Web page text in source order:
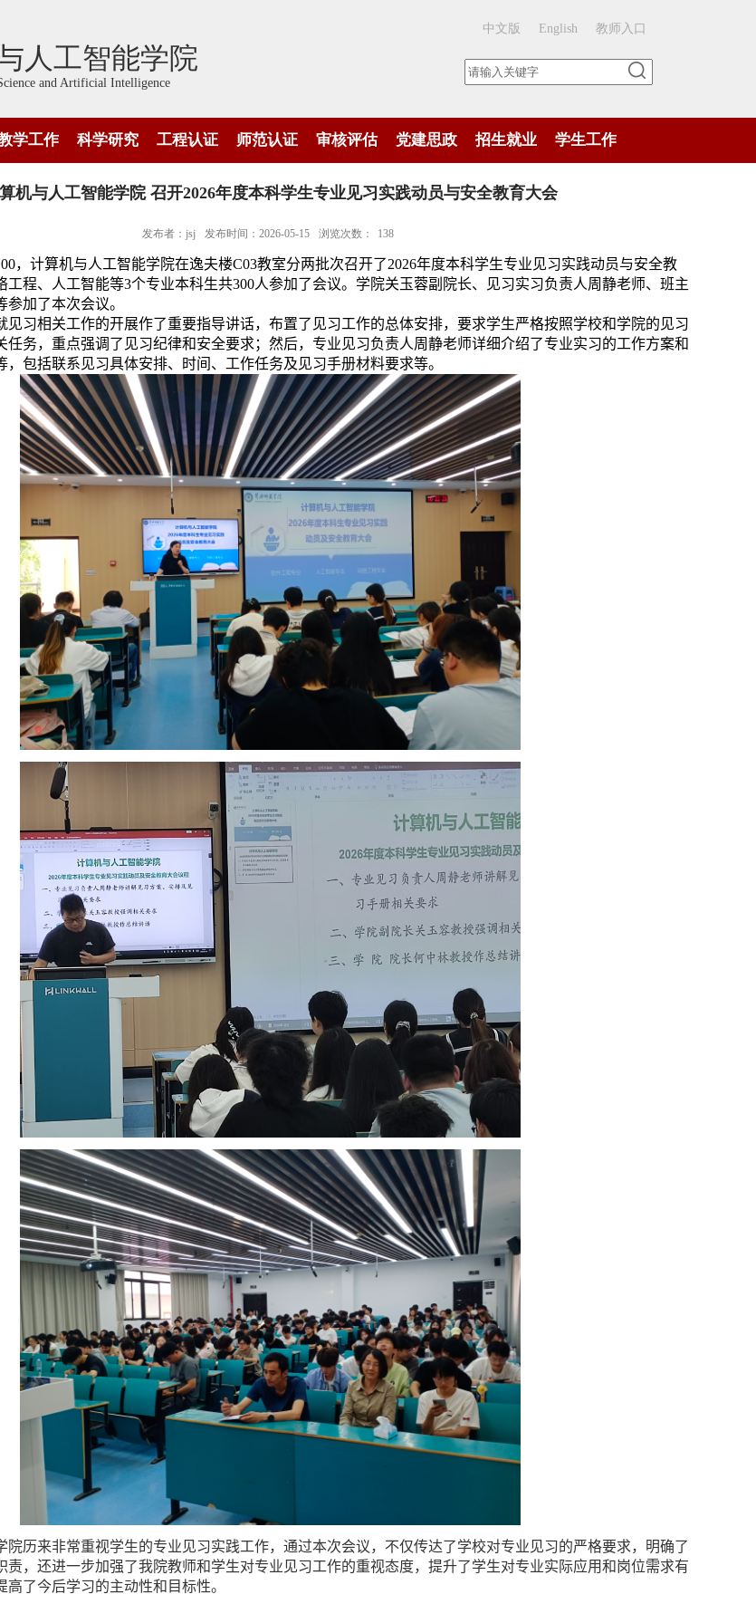
人工智能学院
and Artificial Intelligence
中文版 English 教师入口
学工作 科学研究 工程认证 师范认证 审核评估 党建思政 招生就业 学生工作
机与人工智能学院 召开2026年度本科学生专业见习实践动员与安全教育大会
发布者：jsj 发布时间：2026-05-15 浏览次数： 138
00，计算机与人工智能学院在逸夫楼C03教室分两批次召开了2026年度本科学生专业见习实践动员与安全教
工程、人工智能等3个专业本科生共300人参加了会议。学院关玉蓉副院长、 见习实习负责人周静老师、 班主
参加了本次会议。
见习相关工作的开展作了重要指导讲话，布置了 见习工作的总体安排，要求学生严格按照学校和学院的见习
任务，重点强调了见习纪律和安全要求； 然后，专业见习负责人周静老师详细介绍了专业实习的工作方案和
，包括联系见习具体安排、时间、工作任务及见习手册材料要求等。
院历来非常重视学生的专业见习实践工作，通过本次会议，不仅传达了学校对专业见习的严格要求，明确了
责，还进一步加强了我院教师和学生对专业见习工作的重视态度，提升了学生对专业实际应用和岗位需求有
了今后学习的主动性和目标性。